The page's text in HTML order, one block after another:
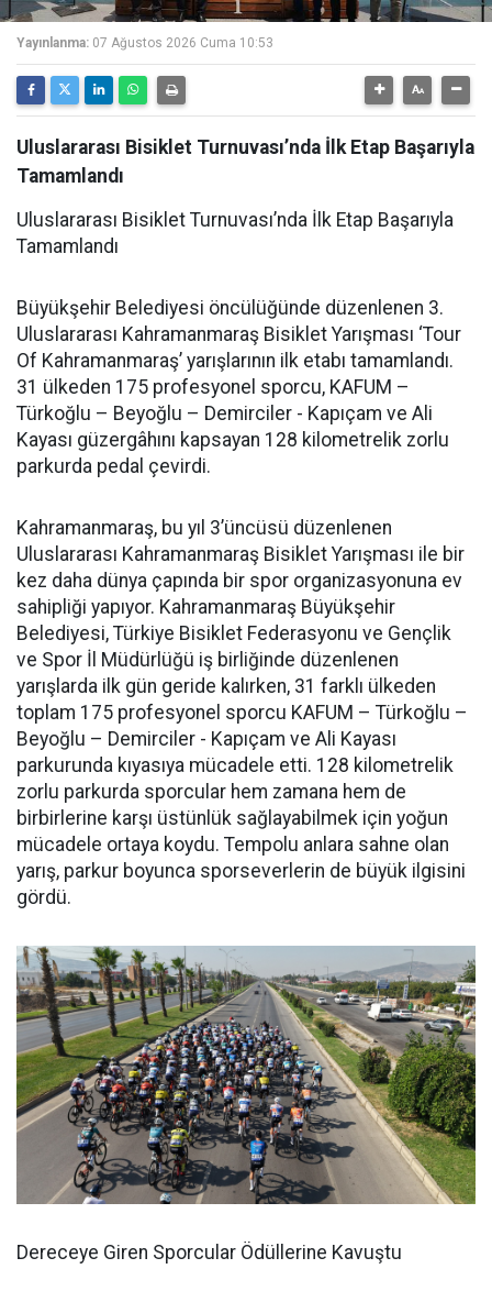
Yayınlanma: 07 Ağustos 2026 Cuma 10:53
Uluslararası Bisiklet Turnuvası’nda İlk Etap Başarıyla
Tamamlandı
Uluslararası Bisiklet Turnuvası’nda İlk Etap Başarıyla
Tamamlandı
Büyükşehir Belediyesi öncülüğünde düzenlenen 3.
Uluslararası Kahramanmaraş Bisiklet Yarışması ‘Tour
Of Kahramanmaraş’ yarışlarının ilk etabı tamamlandı.
31 ülkeden 175 profesyonel sporcu, KAFUM –
Türkoğlu – Beyoğlu – Demirciler - Kapıçam ve Ali
Kayası güzergâhını kapsayan 128 kilometrelik zorlu
parkurda pedal çevirdi.
Kahramanmaraş, bu yıl 3’üncüsü düzenlenen
Uluslararası Kahramanmaraş Bisiklet Yarışması ile bir
kez daha dünya çapında bir spor organizasyonuna ev
sahipliği yapıyor. Kahramanmaraş Büyükşehir
Belediyesi, Türkiye Bisiklet Federasyonu ve Gençlik
ve Spor İl Müdürlüğü iş birliğinde düzenlenen
yarışlarda ilk gün geride kalırken, 31 farklı ülkeden
toplam 175 profesyonel sporcu KAFUM – Türkoğlu –
Beyoğlu – Demirciler - Kapıçam ve Ali Kayası
parkurunda kıyasıya mücadele etti. 128 kilometrelik
zorlu parkurda sporcular hem zamana hem de
birbirlerine karşı üstünlük sağlayabilmek için yoğun
mücadele ortaya koydu. Tempolu anlara sahne olan
yarış, parkur boyunca sporseverlerin de büyük ilgisini
gördü.
Dereceye Giren Sporcular Ödüllerine Kavuştu